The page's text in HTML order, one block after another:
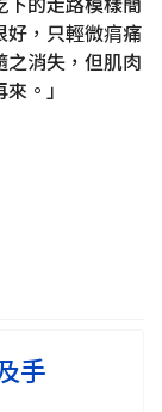
好，只輕微㾓痛
消失，但肌肉
。」
痛及手
手